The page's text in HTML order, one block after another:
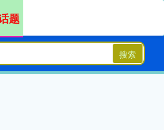
搜索
题